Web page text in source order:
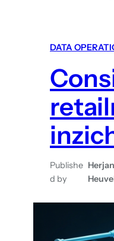
DATA
Publishe
d by